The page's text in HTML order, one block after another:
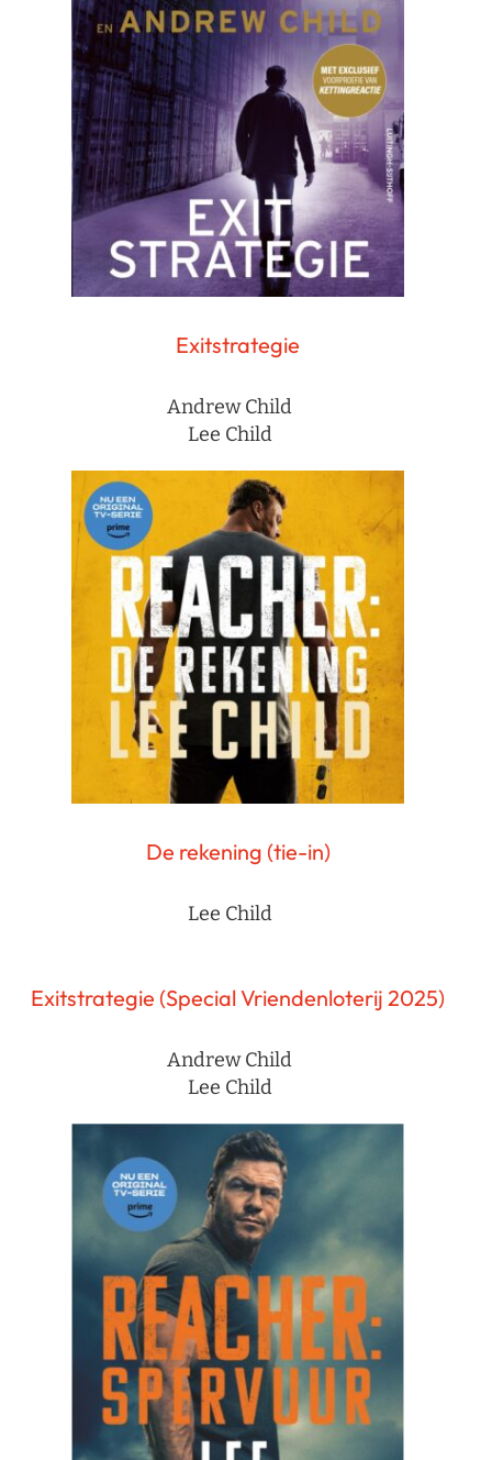
Exitstrategie
Andrew Child
Lee Child
De rekening (tie-in)
Lee Child
Exitstrategie (Special Vriendenloterij 2025)
Andrew Child
Lee Child